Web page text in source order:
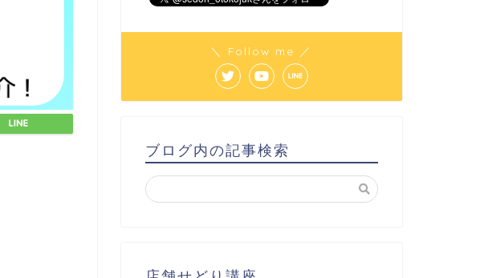
＼ Follow me ／
ブログ内の記事検索